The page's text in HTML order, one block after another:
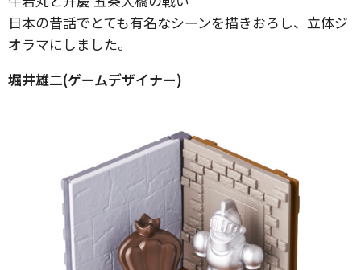
日本の昔話でとても有名なシーンを描きおろし、立体ジ
オラマにしました。
堀井雄二(ゲームデザイナー)